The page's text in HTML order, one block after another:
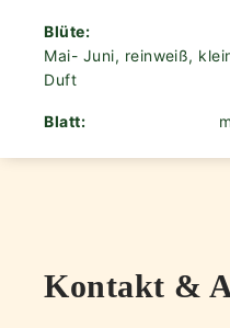
Blüte:
Mai- Juni, reinweiß,
Duft
Blatt:
Kontakt &